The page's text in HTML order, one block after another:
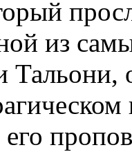
из
его